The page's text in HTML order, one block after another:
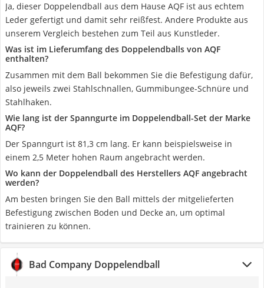
Ja, dieser Doppelendball aus dem Hause AQF ist aus echtem
Leder gefertigt und damit sehr reißfest. Andere Produkte aus
unserem Vergleich bestehen zum Teil aus Kunstleder.
Was ist im Lieferumfang des Doppelendballs von AQF
enthalten?
Zusammen mit dem Ball bekommen Sie die Befestigung dafür,
also jeweils zwei Stahlschnallen, Gummibungee-Schnüre und
Stahlhaken.
Wie lang ist der Spanngurte im Doppelendball-Set der Marke
AQF?
Der Spanngurt ist 81,3 cm lang. Er kann beispielsweise in
einem 2,5 Meter hohen Raum angebracht werden.
Wo kann der Doppelendball des Herstellers AQF angebracht
werden?
Am besten bringen Sie den Ball mittels der mitgelieferten
Befestigung zwischen Boden und Decke an, um optimal
trainieren zu können.
Bad Company Doppelendball